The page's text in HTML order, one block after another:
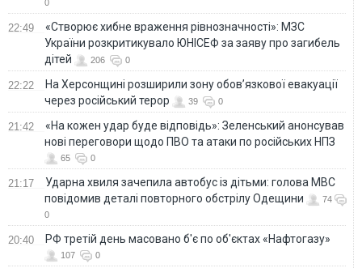
0
22:49
«Створює хибне враження рівнозначності»: МЗС
України розкритикувало ЮНІСЕФ за заяву про загибель
дітей
206 0
22:22
На Херсонщині розширили зону обов’язкової евакуації
через російський терор
39 0
21:42
«На кожен удар буде відповідь»: Зеленський анонсував
нові переговори щодо ПВО та атаки по російських НПЗ
65 0
21:17
Ударна хвиля зачепила автобус із дітьми: голова МВС
повідомив деталі повторного обстрілу Одещини
74
0
20:40 РФ третій день масовано б'є по об'єктах «Нафтогазу»
107 0